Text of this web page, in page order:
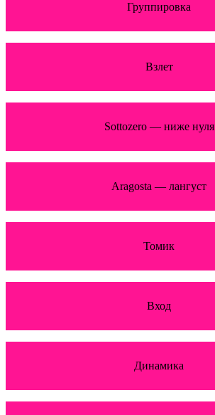
Группировка
Взлет
Sottozero — ниже нуля
Aragosta — лангуст
Томик
Вход
Динамика